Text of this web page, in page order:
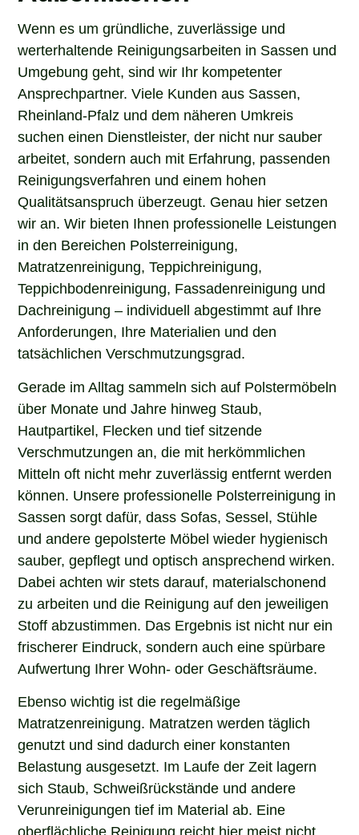
Wenn es um gründliche, zuverlässige und
werterhaltende Reinigungsarbeiten in Sassen und
Umgebung geht, sind wir Ihr kompetenter
Ansprechpartner. Viele Kunden aus Sassen,
Rheinland-Pfalz und dem näheren Umkreis
suchen einen Dienstleister, der nicht nur sauber
arbeitet, sondern auch mit Erfahrung, passenden
Reinigungsverfahren und einem hohen
Qualitätsanspruch überzeugt. Genau hier setzen
wir an. Wir bieten Ihnen professionelle Leistungen
in den Bereichen Polsterreinigung,
Matratzenreinigung, Teppichreinigung,
Teppichbodenreinigung, Fassadenreinigung und
Dachreinigung – individuell abgestimmt auf Ihre
Anforderungen, Ihre Materialien und den
tatsächlichen Verschmutzungsgrad.
Gerade im Alltag sammeln sich auf Polstermöbeln
über Monate und Jahre hinweg Staub,
Hautpartikel, Flecken und tief sitzende
Verschmutzungen an, die mit herkömmlichen
Mitteln oft nicht mehr zuverlässig entfernt werden
können. Unsere professionelle Polsterreinigung in
Sassen sorgt dafür, dass Sofas, Sessel, Stühle
und andere gepolsterte Möbel wieder hygienisch
sauber, gepflegt und optisch ansprechend wirken.
Dabei achten wir stets darauf, materialschonend
zu arbeiten und die Reinigung auf den jeweiligen
Stoff abzustimmen. Das Ergebnis ist nicht nur ein
frischerer Eindruck, sondern auch eine spürbare
Aufwertung Ihrer Wohn- oder Geschäftsräume.
Ebenso wichtig ist die regelmäßige
Matratzenreinigung. Matratzen werden täglich
genutzt und sind dadurch einer konstanten
Belastung ausgesetzt. Im Laufe der Zeit lagern
sich Staub, Schweißrückstände und andere
Verunreinigungen tief im Material ab. Eine
oberflächliche Reinigung reicht hier meist nicht